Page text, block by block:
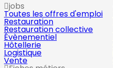
jobs
Toutes les offres d'emploi
Restauration
Restauration collective
Évènementiel
Hôtellerie
Logistique
Vente